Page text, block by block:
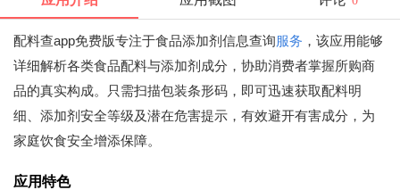
配料查app免费版专注于食品添加剂信息查询服务 ，该应用能够
详细解析各类食品配料与添加剂成分，协助消费者掌握所购商
品的真实构成。只需扫描包装条形码，即可迅速获取配料明
细、添加剂安全等级及潜在危害提示，有效避开有害成分，为
家庭饮食安全增添保障。
应用特色